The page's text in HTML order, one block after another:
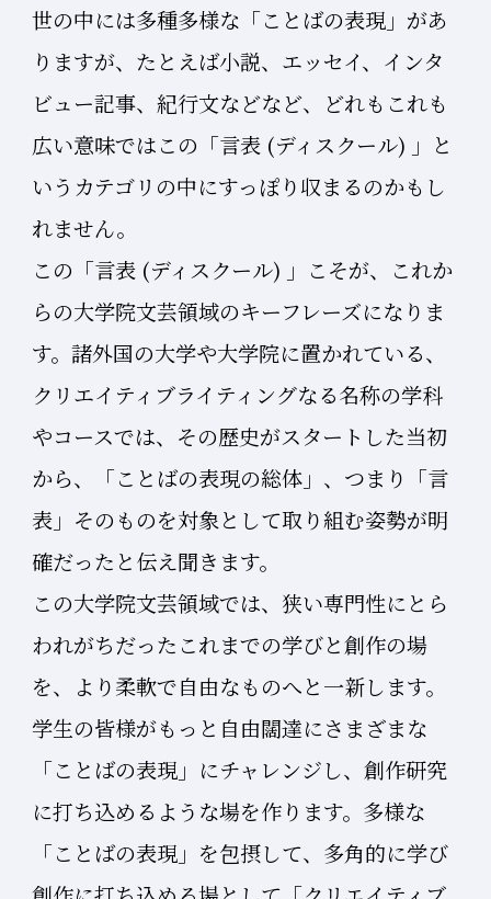
世の中には多種多様な「ことばの表現」があ
りますが、たとえば小説、エッセイ、インタ
ビュー記事、紀行文などなど、どれもこれも
広い意味ではこの「言表 (ディスクール) 」と
いうカテゴリの中にすっぽり収まるのかもし
れません。
この「言表 (ディスクール) 」こそが、これか
らの大学院文芸領域のキーフレーズになりま
す。諸外国の大学や大学院に置かれている、
クリエイティブライティングなる名称の学科
やコースでは、その歴史がスタートした当初
から、「ことばの表現の総体」、つまり「言
表」そのものを対象として取り組む姿勢が明
確だったと伝え聞きます。
この大学院文芸領域では、狭い専門性にとら
われがちだったこれまでの学びと創作の場
を、より柔軟で自由なものへと一新します。
学生の皆様がもっと自由闊達にさまざまな
「ことばの表現」にチャレンジし、創作研究
に打ち込めるような場を作ります。多様な
「ことばの表現」を包摂して、多角的に学び